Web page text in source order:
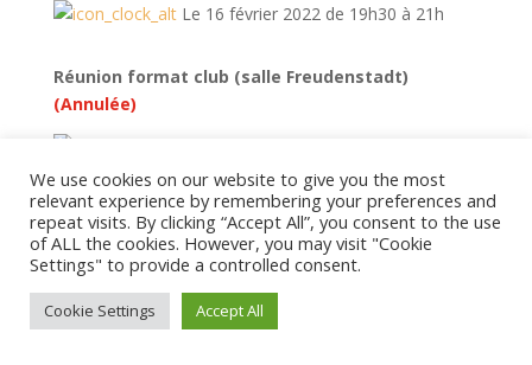
Le 16 février 2022 de 19h30 à 21h
Réunion format club (salle Freudenstadt)
(Annulée)
Réunion format club (salle Freudenstadt)
Le 19 janvier 2022 de 19h30 à 21h
Réunion format club (salle Freudenstadt)
We use cookies on our website to give you the most
relevant experience by remembering your preferences and
repeat visits. By clicking “Accept All”, you consent to the use
of ALL the cookies. However, you may visit "Cookie
Settings" to provide a controlled consent.
Cookie Settings Accept All